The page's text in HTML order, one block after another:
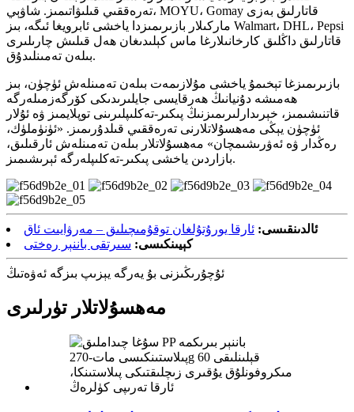
تەرەققىي قىلىۋاتىمىز. شاۋېي، MOYU، Gomay قاتارلىق بەزى
ماركىلار بازىرىمىزدا ياخشى ئابرويغا ئىگە، بىز Walmart، DHL، Pepsi
قاتارلىق داڭلىق كارخانىلارغا ماس كېلىدىغان ھەل قىلىش چارىلىرى
بىلەن تەمىنلىدۇق.
بازىرىمىزغا تېخىمۇ ياخشى مۇلازىمەت بىلەن تەمىنلەش ئۈچۈن، بىز
ھەمىشە دۇنيانىڭ ھەرقايسى جايلىرىدىكى كۆرگەزمىلەرگە
قاتنىشىمىز، خېرىدارلىرىمىزنىڭ پىكىر-تەكلىپلىرىنى توپلايمىز ۋە ئۇلار
ئۈچۈن يېڭى مەھسۇلاتلارنى تەرەققىي قىلدۇرىمىز. «ئۈنۈملۈك،
رەڭدار ۋە ئەۋرىشىمچان» مەھسۇلاتلار بىلەن تەمىنلەش ئارقىلىق،
بازاردىن ياخشى پىكىر-تەكلىپلەرگە ئېرىشىمىز.
ئالدىنقىسى: ئارقا يورۇتۇلغان توقۇمىچىلىق – مەرۋايىت ئاق
كېيىنكىسى: سىرتقى باننېر رەختى
ئۇچۇرىڭىزنى بۇ يەرگە يېزىپ بىزگە ئەۋەتىڭ
مەھسۇلاتلار تۈرلىرى